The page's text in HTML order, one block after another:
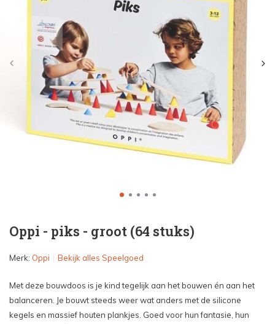
Oppi - piks - groot (64 stuks)
Merk: Oppi Bekijk alles Speelgoed
Met deze bouwdoos is je kind tegelijk aan het bouwen én aan het
balanceren. Je bouwt steeds weer wat anders met de silicone
kegels en massief houten plankjes. Goed voor hun fantasie, hun